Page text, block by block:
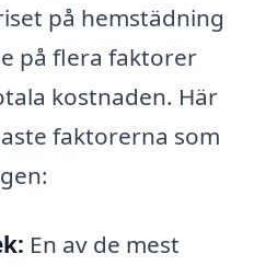
på hemstädning
på flera faktorer
kostnaden. Här
faktorerna som
En av de mest